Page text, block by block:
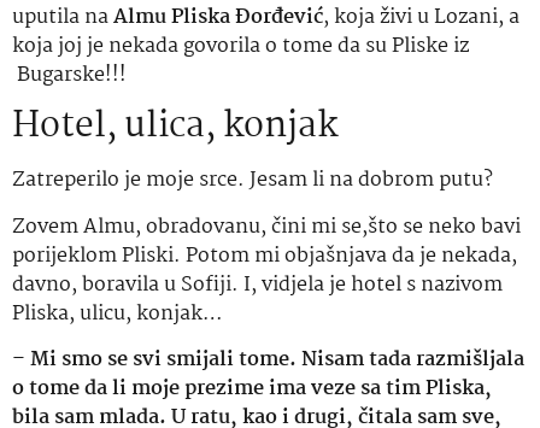
uputila naAlmu Pliska Đorđević, koja živi u Lozani, a
koja joj je nekada govorila o tome da su Pliske iz
Bugarske!!!
Hotel, ulica, konjak
Zatreperilo je moje srce. Jesam li na dobrom putu?
Zovem Almu, obradovanu, čini mi se,što se neko bavi
porijeklom Pliski. Potom mi objašnjava da je nekada,
davno, boravila u Sofiji. I, vidjela je hotel s nazivom
Pliska, ulicu, konjak…
–Mi smo se svi smijali tome. Nisam tada razmišljala
o tome da li moje prezime ima veze sa tim Pliska,
bila sam mlada. U ratu, kao i drugi, čitala sam sve,